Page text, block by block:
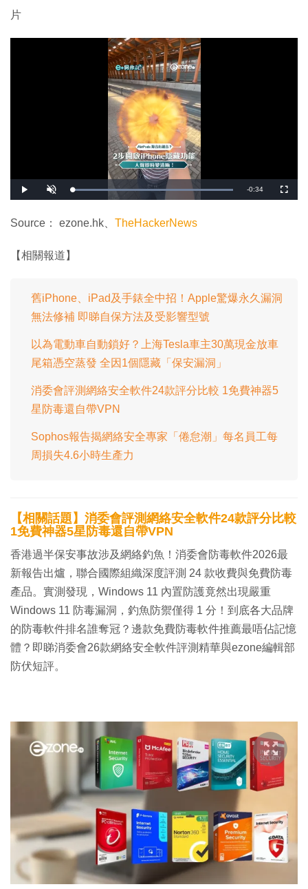
片
播
放
開
啟
載
入
:
1
剩
-0:34
全
螢
Source： ezone.hk、 TheHackerNews
【相關報道】
舊iPhone、iPad及手錶全中招！Apple驚爆永久漏洞
無法修補 即睇自保方法及受影響型號
以為電動車自動鎖好？上海Tesla車主30萬現金放車
尾箱憑空蒸發 全因1個隱藏「保安漏洞」
消委會評測網絡安全軟件24款評分比較 1免費神器5
星防毒還自帶VPN
Sophos報告揭網絡安全專家「倦怠潮」每名員工每
周損失4.6小時生產力
【相關話題】消委會評測網絡安全軟件24款評分比較
1免費神器5星防毒還自帶VPN
香港過半保安事故涉及網絡釣魚！消委會防毒軟件2026最
新報告出爐，聯合國際組織深度評測 24 款收費與免費防毒
產品。實測發現，Windows 11 內置防護竟然出現嚴重
Windows 11 防毒漏洞，釣魚防禦僅得 1 分！到底各大品牌
的防毒軟件排名誰奪冠？邊款免費防毒軟件推薦最唔佔記憶
體？即睇消委會26款網絡安全軟件評測精華與ezone編輯部
防伏短評。